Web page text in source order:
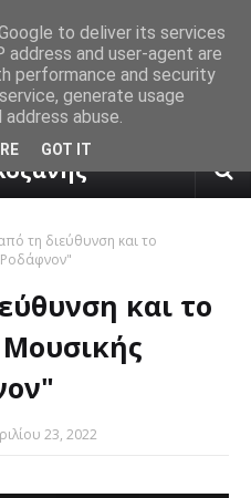
πρόγνωση καιρού από το
τη διεύθυνση και το
και το
23, 2022
to deliver its services
address and user-agent are
performance and security
generate usage
abuse.
GOT IT